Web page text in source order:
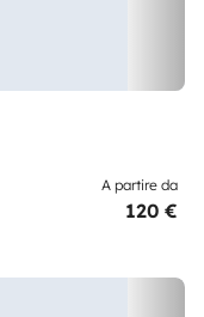
A partire da
120 €